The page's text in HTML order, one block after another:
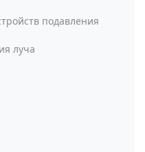
подавления
луча